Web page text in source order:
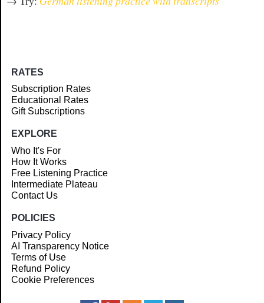
RATES
Subscription Rates
Educational Rates
Gift Subscriptions
EXPLORE
Who It's For
How It Works
Free Listening Practice
Intermediate Plateau
Contact Us
POLICIES
Privacy Policy
AI Transparency Notice
Terms of Use
Refund Policy
Cookie Preferences